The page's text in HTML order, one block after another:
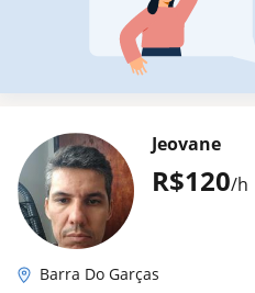
R$120/h
Jeovane
Barra Do Garças